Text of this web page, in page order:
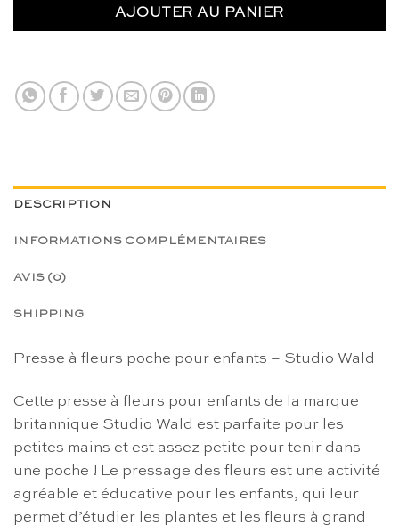
AJOUTER AU PANIER
DESCRIPTION
INFORMATIONS COMPLÉMENTAIRES
AVIS (0)
SHIPPING
Presse à fleurs poche pour enfants – Studio Wald
Cette presse à fleurs pour enfants de la marque
britannique Studio Wald est parfaite pour les
petites mains et est assez petite pour tenir dans
une poche ! Le pressage des fleurs est une activité
agréable et éducative pour les enfants, qui leur
permet d’étudier les plantes et les fleurs à grand